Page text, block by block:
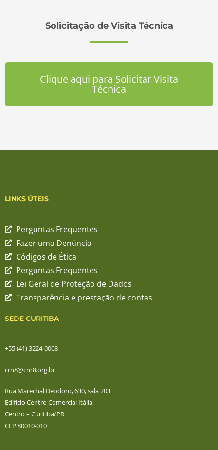
Solicitação de Visita Técnica
Clique aqui para Solicitar Visita
Técnica
LINKS ÚTEIS
Perguntas Frequentes
Fazer uma Denúncia
Códigos de Ética
Perguntas Frequentes
Lei Geral de Proteção de Dados
Transparência e prestação de contas
SEDE CURITIBA
+55 (41) 3224-0008
crn8@crn8.org.br
Rua Marechal Deodoro, 630, sala 203
Edifício Centro Comercial Itália
Centro – Curitiba/PR
CEP 80010-010